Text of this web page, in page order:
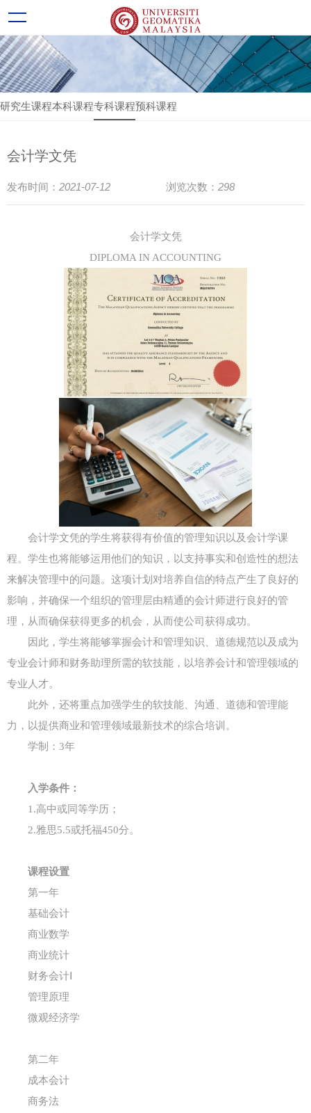
研究生课程本科课程专科课程预科课程
会计学文凭
发布时间： 2021-07-12 浏览次数： 298
会计学文凭
DIPLOMA IN ACCOUNTING
会计学文凭的学生将获得有价值的管理知识以及会计学课
程。学生也将能够运用他们的知识，以支持事实和创造性的想法
来解决管理中的问题。这项计划对培养自信的特点产生了良好的
影响，并确保一个组织的管理层由精通的会计师进行良好的管
理，从而确保获得更多的机会，从而使公司获得成功。
因此，学生将能够掌握会计和管理知识、道德规范以及成为
专业会计师和财务助理所需的软技能，以培养会计和管理领域的
专业人才。
此外，还将重点加强学生的软技能、沟通、道德和管理能
力，以提供商业和管理领域最新技术的综合培训。
学制：3年
入学条件：
1.高中或同等学历；
2.雅思5.5或托福450分。
课程设置
第一年
基础会计
商业数学
商业统计
财务会计Ⅰ
管理原理
微观经济学
第二年
成本会计
商务法